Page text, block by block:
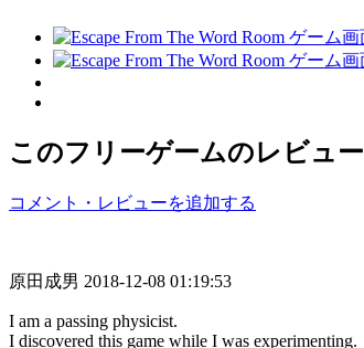
このフリーゲームのレビュー
コメント・レビューを追加する
原田成男 2018-12-08 01:19:53
I am a passing physicist.
I discovered this game while I was experimenting.